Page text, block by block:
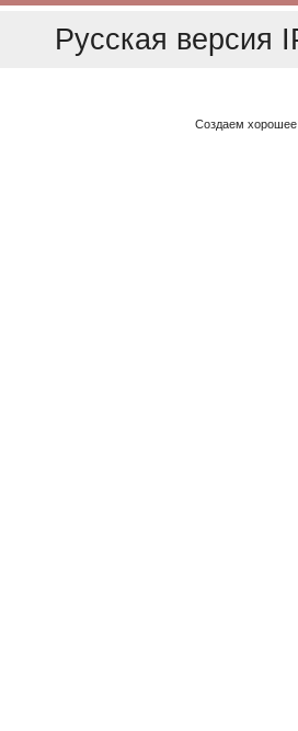
Русская версия
Создаем